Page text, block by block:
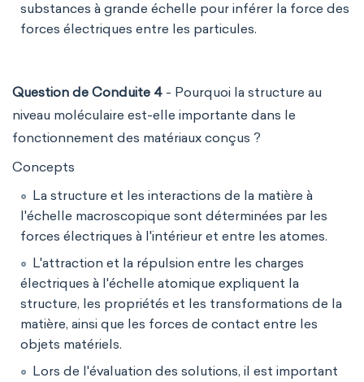
substances à grande échelle pour inférer la force des
forces électriques entre les particules.
Question de Conduite 4 - Pourquoi la structure au
niveau moléculaire est-elle importante dans le
fonctionnement des matériaux conçus ?
Concepts
La structure et les interactions de la matière à
l'échelle macroscopique sont déterminées par les
forces électriques à l'intérieur et entre les atomes.
L'attraction et la répulsion entre les charges
électriques à l'échelle atomique expliquent la
structure, les propriétés et les transformations de la
matière, ainsi que les forces de contact entre les
objets matériels.
Lors de l'évaluation des solutions, il est important